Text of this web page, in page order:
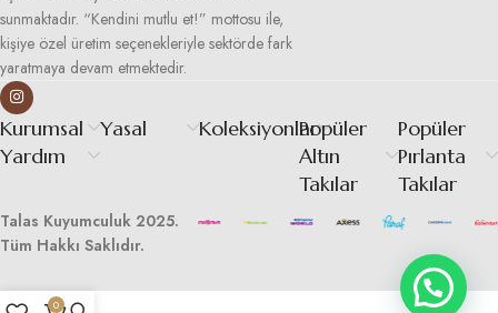
sunmaktadır. “Kendini mutlu et!” mottosu ile,
kişiye özel üretim seçenekleriyle sektörde fark
yaratmaya devam etmektedir.
Kurumsal
Yardım
Yasal KoleksiyonlarPopüler
Altın
Takılar
Popüler
Pırlanta
Takılar
Talas Kuyumculuk 2025.
Tüm Hakkı Saklıdır.
0